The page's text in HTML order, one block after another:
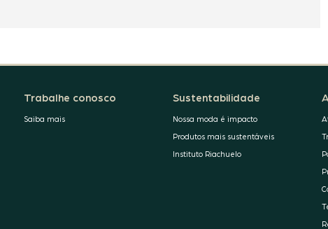
Trabalhe conosco
Saiba mais
Sustentabilidade
Nossa moda é impacto
Produtos mais sustentáveis
Instituto Riachuelo